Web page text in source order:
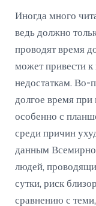
Иногда много
ведь должно
проводят время
может привести
недостаткам. Во-
долгое время при
особенно с
среди причин
данным
людей,
сутки, риск
сравнению с